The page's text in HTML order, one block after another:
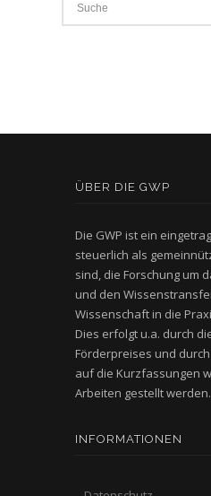
ÜBER DIE GWP
Die GWP ist ein
steuerlich als
sind, die Forschung um
und den
Wissenschaft in die
Dies erfolgt u.a. durch
Förderpreises und durch
auf die Kurzfassungen
Arbeiten gestellt werden.
INFORMATIONEN